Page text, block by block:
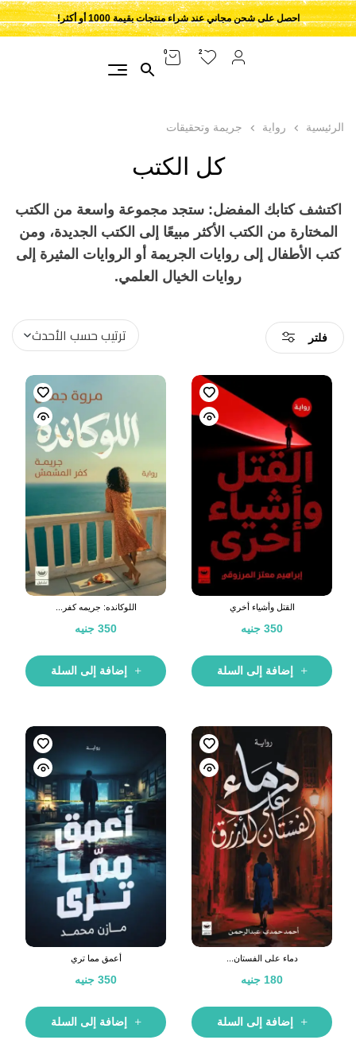
احصل على شحن مجاني عند شراء منتجات بقيمة 1000 أو أكثر!
2
0
الرئيسية رواية جريمة وتحقيقات
كل الكتب
اكتشف كتابك المفضل: ستجد مجموعة واسعة من الكتب
المختارة من الكتب الأكثر مبيعًا إلى الكتب الجديدة، ومن
كتب الأطفال إلى روايات الجريمة أو الروايات المثيرة إلى
روايات الخيال العلمي.
فلتر
القتل وأشياء أخري
350 جنيه
إضافة إلى السلة
اللوكانده: جريمه كفر...
350 جنيه
إضافة إلى السلة
دماء على الفستان...
180 جنيه
إضافة إلى السلة
أعمق مما تري
350 جنيه
إضافة إلى السلة